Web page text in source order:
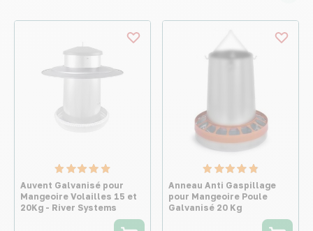
Auvent Galvanisé pour
Mangeoire Volailles 15 et
20Kg - River Systems
Anneau Anti Gaspillage
pour Mangeoire Poule
Galvanisé 20 Kg